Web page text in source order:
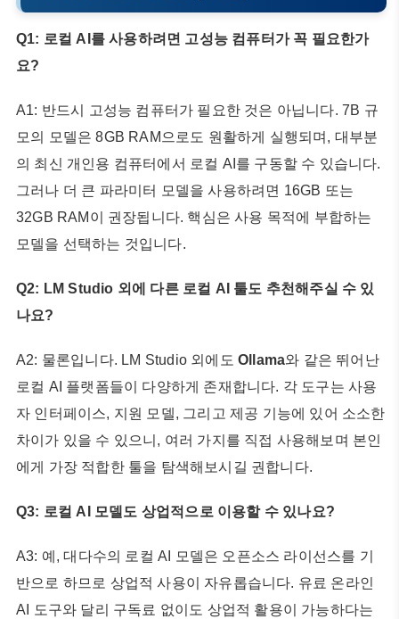
Q1: 로컬 AI를 사용하려면 고성능 컴퓨터가 꼭 필요한가
요?
A1: 반드시 고성능 컴퓨터가 필요한 것은 아닙니다. 7B 규
모의 모델은 8GB RAM으로도 원활하게 실행되며, 대부분
의 최신 개인용 컴퓨터에서 로컬 AI를 구동할 수 있습니다.
그러나 더 큰 파라미터 모델을 사용하려면 16GB 또는
32GB RAM이 권장됩니다. 핵심은 사용 목적에 부합하는
모델을 선택하는 것입니다.
Q2: LM Studio 외에 다른 로컬 AI 툴도 추천해주실 수 있
나요?
A2: 물론입니다. LM Studio 외에도Ollama와 같은 뛰어난
로컬 AI 플랫폼들이 다양하게 존재합니다. 각 도구는 사용
자 인터페이스, 지원 모델, 그리고 제공 기능에 있어 소소한
차이가 있을 수 있으니, 여러 가지를 직접 사용해보며 본인
에게 가장 적합한 툴을 탐색해보시길 권합니다.
Q3: 로컬 AI 모델도 상업적으로 이용할 수 있나요?
A3: 예, 대다수의 로컬 AI 모델은 오픈소스 라이선스를 기
반으로 하므로 상업적 사용이 자유롭습니다. 유료 온라인
AI 도구와 달리 구독료 없이도 상업적 활용이 가능하다는